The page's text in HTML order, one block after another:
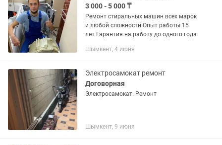
3 000 - 5 000 ₸
Ремонт стиральных машин всех марок
и любой сложности Опыт работы 15
лет Гарантия на работу до одного года
Шымкент, 4 июня
Электросамокат ремонт
Договорная
Электросамокат. Ремонт
Шымкент, 9 июня